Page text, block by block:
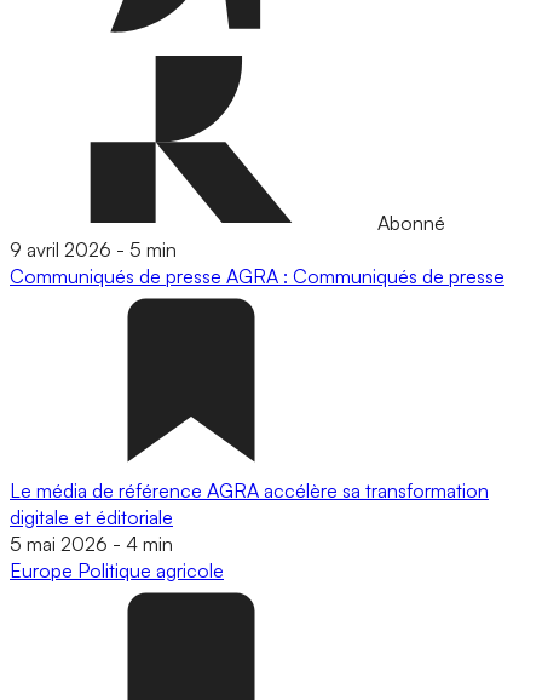
Abonné
9 avril 2026 - 5 min
Communiqués de presse AGRA : Communiqués de presse
Le média de référence AGRA accélère sa transformation
digitale et éditoriale
5 mai 2026 - 4 min
Europe Politique agricole